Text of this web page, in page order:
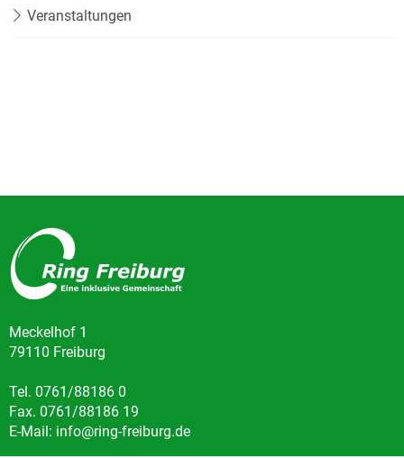
Veranstaltungen
Meckelhof 1
79110 Freiburg
Tel. 0761/88186 0
Fax. 0761/88186 19
E-Mail: info@ring-freiburg.de